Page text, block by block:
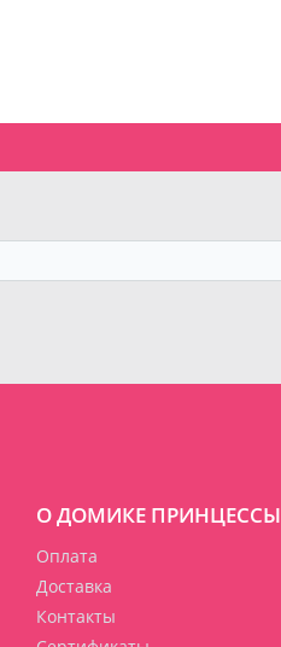
О ДОМИКЕ ПРИНЦЕССЫ
Оплата
Доставка
Контакты